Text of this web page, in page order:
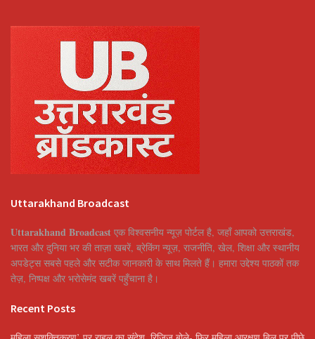
Uttarakhand Broadcast
Uttarakhand Broadcast एक विश्वसनीय न्यूज़ पोर्टल है, जहाँ आपको उत्तराखंड,
भारत और दुनिया भर की ताज़ा खबरें, ब्रेकिंग न्यूज़, राजनीति, खेल, शिक्षा और स्थानीय
अपडेट्स सबसे पहले और सटीक जानकारी के साथ मिलते हैं। हमारा उद्देश्य पाठकों तक
तेज़, निष्पक्ष और भरोसेमंद खबरें पहुँचाना है।
Recent Posts